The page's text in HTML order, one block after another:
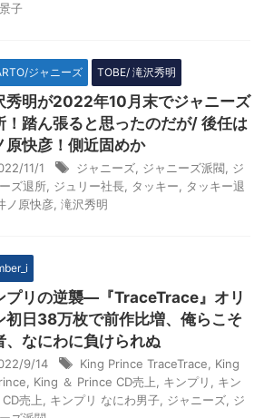
子
ジャニーズ TOBE/ 滝沢秀明
秀明が2022年10月末でジャニーズ
！踏ん張ると思ったのだが/ 後任は
原快彦！側近固めか
11/1 ジャニーズ ジャニーズ派閥
ジ
ズ退所 ジュリー社長 タッキー
タッキー退
ノ原快彦 滝沢秀明
プリの逆襲―『TraceTrace』オリ
初日38万枚で前作比増、俺らこそ
、なにわに負けられぬ
9/14 King Prince TraceTrace
King
King ＆ Prince CD売上 キンプリ
キン
売上
キンプリ なにわ男子 ジャニーズ ジ